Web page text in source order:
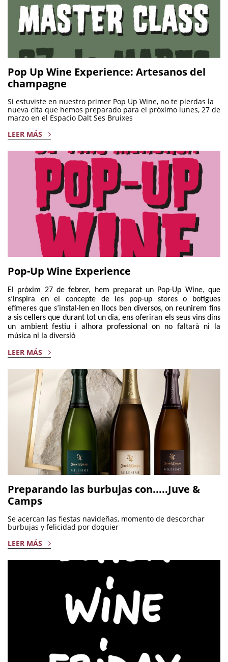
Pop Up Wine Experience: Artesanos del
champagne
Si estuviste en nuestro primer Pop Up Wine, no te pierdas la
nueva cita que hemos preparado para el próximo lunes, 27 de
marzo en el Espacio Dalt Ses Bruixes
LEER MÁS
Pop-Up Wine Experience
El pròxim 27 de febrer, hem preparat un Pop-Up Wine, que
s’inspira en el concepte de les pop-up stores o botigues
efímeres que s’instal·len en llocs ben diversos, on reunirem fins
a sis cellers que durant tot un dia, ens oferiran els seus vins dins
un ambient festiu i alhora professional on no faltarà ni la
música ni la diversió
LEER MÁS
Preparando las burbujas con.....Juve &
Camps
Se acercan las fiestas navideñas, momento de descorchar
burbujas y felicidad por doquier
LEER MÁS